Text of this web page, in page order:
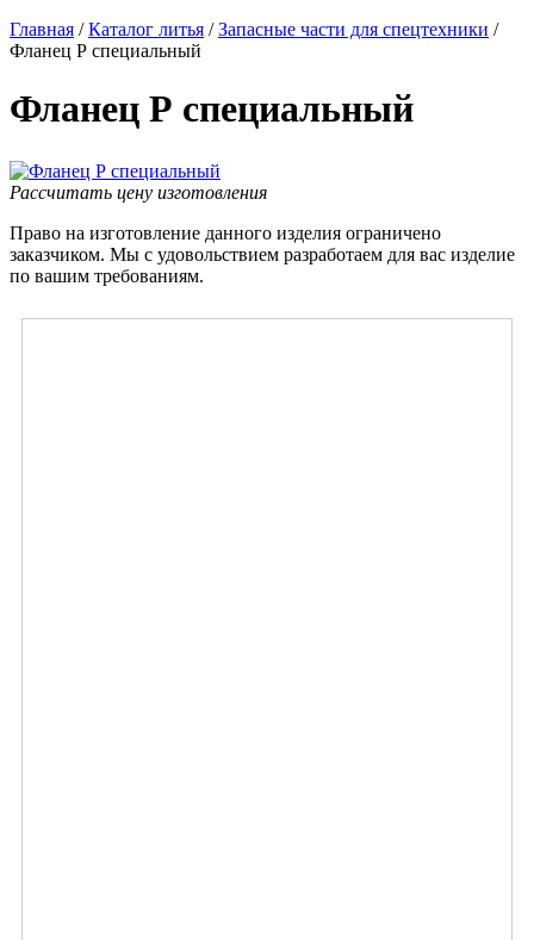
Главная /Каталог литья /Запасные части для спецтехники /
Фланец Р специальный
Фланец Р специальный
Рассчитать цену изготовления
Право на изготовление данного изделия ограничено
заказчиком. Мы с удовольствием разработаем для вас изделие
по вашим требованиям.